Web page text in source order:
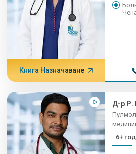
Книга Назначаване
Д-р Р.
6+